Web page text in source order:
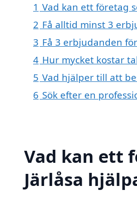
1 Vad kan ett företag
2 Få alltid minst 3
3 Få 3 erbjudanden
4 Hur mycket kostar
5 Vad hjälper till att
6 Sök efter en
Vad kan ett
Järlåsa